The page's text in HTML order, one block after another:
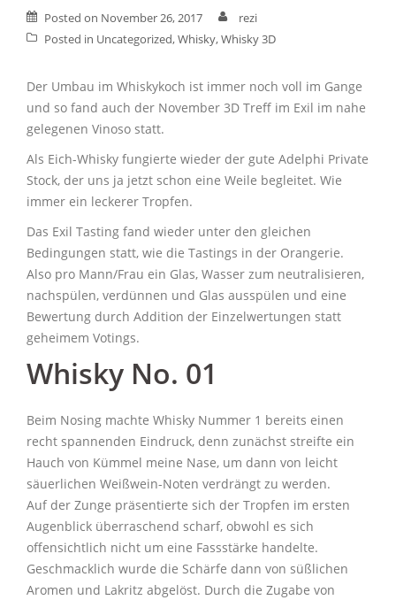
Posted on November 26, 2017
rezi
Posted in Uncategorized,Whisky,Whisky 3D
Der Umbau im Whiskykoch ist immer noch voll im Gange
und so fand auch der November 3D Treff im Exil im nahe
gelegenen Vinoso statt.
Als Eich-Whisky fungierte wieder der gute Adelphi Private
Stock, der uns ja jetzt schon eine Weile begleitet. Wie
immer ein leckerer Tropfen.
Das Exil Tasting fand wieder unter den gleichen
Bedingungen statt, wie die Tastings in der Orangerie.
Also pro Mann/Frau ein Glas, Wasser zum neutralisieren,
nachspülen, verdünnen und Glas ausspülen und eine
Bewertung durch Addition der Einzelwertungen statt
geheimem Votings.
Whisky No. 01
Beim Nosing machte Whisky Nummer 1 bereits einen
recht spannenden Eindruck, denn zunächst streifte ein
Hauch von Kümmel meine Nase, um dann von leicht
säuerlichen Weißwein-Noten verdrängt zu werden.
Auf der Zunge präsentierte sich der Tropfen im ersten
Augenblick überraschend scharf, obwohl es sich
offensichtlich nicht um eine Fassstärke handelte.
Geschmacklich wurde die Schärfe dann von süßlichen
Aromen und Lakritz abgelöst. Durch die Zugabe von